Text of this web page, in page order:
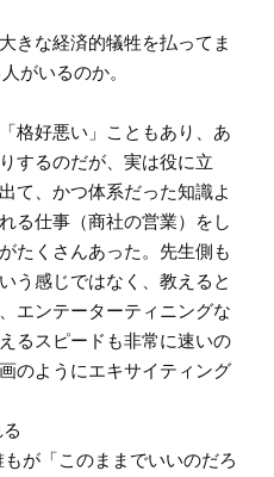
きな経済的犠牲を払ってま
がいるのか。
格好悪い」こともあり、あ
するのだが、実は役に立
て、かつ体系だった知識よ
る仕事（商社の営業）をし
たくさんあった。先生側も
う感じではなく、教えると
エンテーターティニングな
るスピードも非常に速いの
のようにエキサイティング
が「このままでいいのだろ